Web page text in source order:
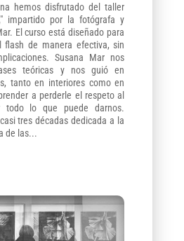
hemos disfrutado del taller
impartido por la fotógrafa y
El curso está diseñado para
flash de manera efectiva, sin
Susana Mar nos
teóricas y nos guió en
tanto en interiores como en
a perderle el respeto al
todo lo que puede darnos.
tres décadas dedicada a la
de las...